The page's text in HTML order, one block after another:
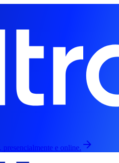
e online.